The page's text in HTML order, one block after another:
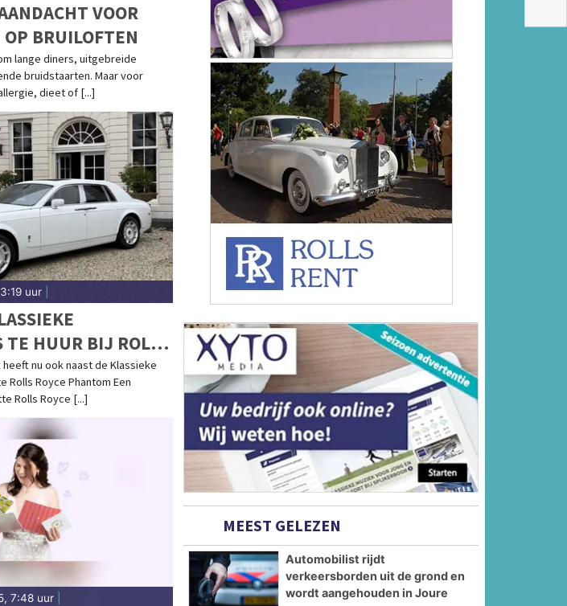
VOOR
BRUILOFTEN
lange diners, uitgebreide
bruidstaarten. Maar voor
dieet of [...]
uur|
TE HUUR BIJ ROLLS
nu ook naast de Klassieke
Rolls Royce Phantom Een
Rolls Royce [...]
7:48 uur|
MEEST GELEZEN
Automobilist rijdt
verkeersborden uit de grond en
wordt aangehouden in Joure